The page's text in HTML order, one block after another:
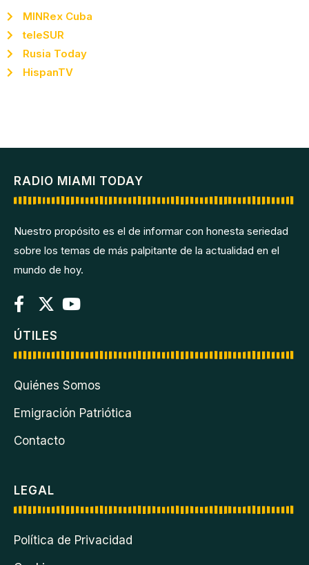
MINRex Cuba
teleSUR
Rusia Today
HispanTV
RADIO MIAMI TODAY
Nuestro propósito es el de informar con honesta seriedad
sobre los temas de más palpitante de la actualidad en el
mundo de hoy.
ÚTILES
Quiénes Somos
Emigración Patriótica
Contacto
LEGAL
Política de Privacidad